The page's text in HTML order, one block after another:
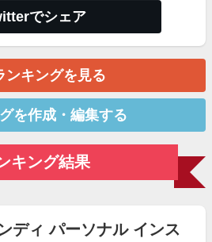
でシェア
ンキングを見る
を作成・編集する
キング結果
ディ パーソナル インス